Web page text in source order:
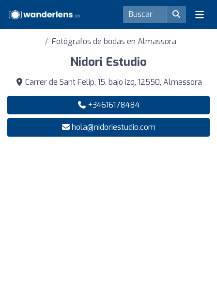
Fotógrafos de bodas en Almassora
Nidori Estudio
Carrer de Sant Felip, 15, bajo izq, 12550, Almassora
+34616178484
hola@nidoriestudio.com